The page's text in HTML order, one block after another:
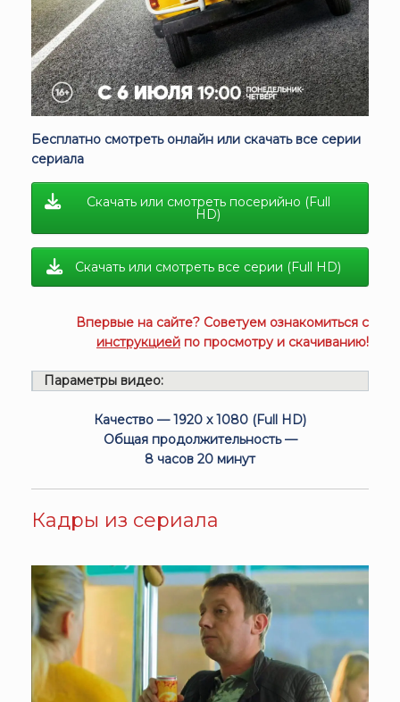
Бесплатно смотреть онлайн или скачать все серии
сериала
Скачать или смотреть посерийно (Full
HD)
Скачать или смотреть все серии (Full HD)
Впервые на сайте? Советуем ознакомиться с
инструкцией по просмотру и скачиванию!
Параметры видео:
Качество — 1920 x 1080 (Full HD)
Общая продолжительность —
8 часов 20 минут
Кадры из сериала